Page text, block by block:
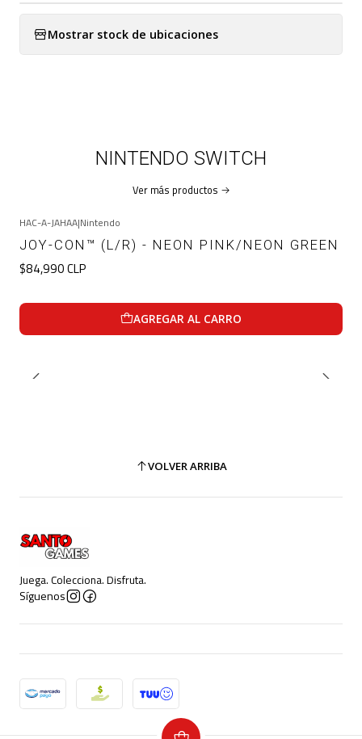
Mostrar stock de ubicaciones
NINTENDO SWITCH
Ver más productos
HAC-A-JAHAA|Nintendo
JOY-CON™ (L/R) - NEON PINK/NEON GREEN
$84,990 CLP
AGREGAR AL CARRO
VOLVER ARRIBA
Juega. Colecciona. Disfruta.
Síguenos